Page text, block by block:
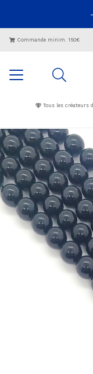
Commande minim. 150€
Tous les créateurs